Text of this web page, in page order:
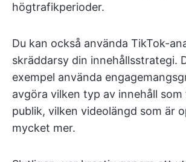
högtrafikperioder.
Du kan också använda TikTok-
skräddarsy din innehållsstrategi.
exempel använda
avgöra vilken typ av innehåll
publik, vilken videolängd som är
mycket mer.